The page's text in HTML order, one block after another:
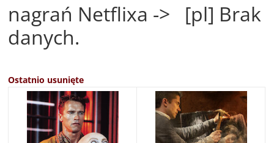
nagrań Netflixa -> [pl] Brak
danych.
Ostatnio usunięte